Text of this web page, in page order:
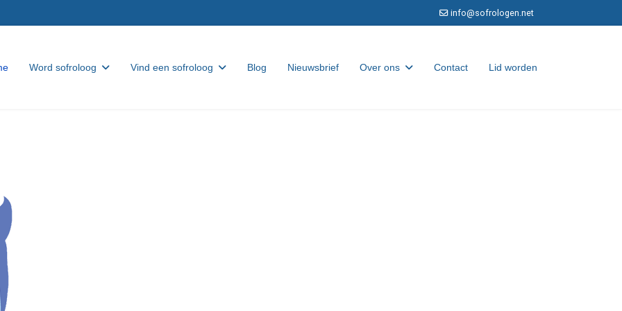
info@sofrologen.net
Word sofroloog Vind een sofroloog Blog Nieuwsbrief Over ons Contact Lid worden